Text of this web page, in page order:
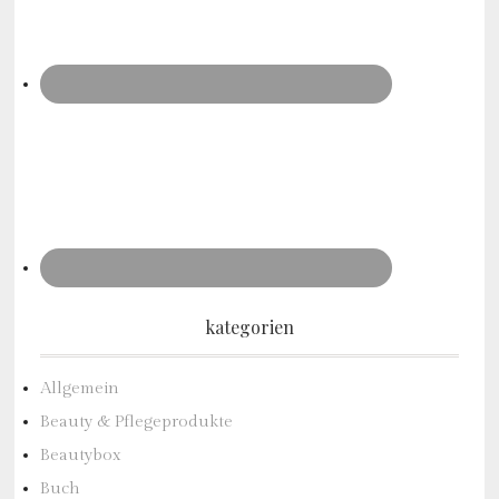
kategorien
Allgemein
Beauty & Pflegeprodukte
Beautybox
Buch